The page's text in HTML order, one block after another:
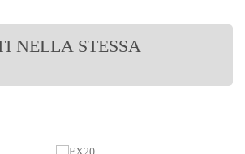
NELLA STESSA